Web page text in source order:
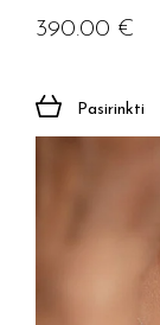
390.00 €
Pasirinkti